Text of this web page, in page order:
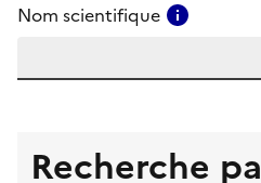
Nom scientifique
Recherche